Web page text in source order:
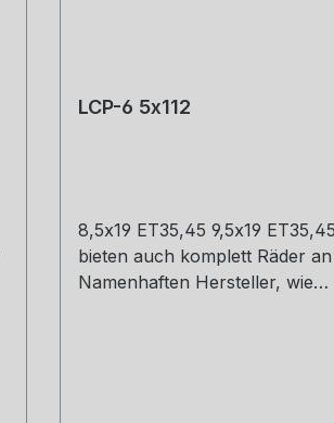
LCP-6 5x112
8,5x19 ET35,45 9,5x19
bieten auch komplett Räder
Namenhaften Hersteller, wie